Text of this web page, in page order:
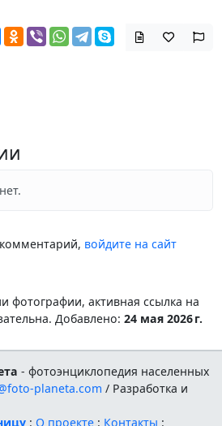
войдите на сайт
фотографии, активная ссылка на
Добавлено: 24 мая 2026 г.
- фотоэнциклопедия населенных
planeta.com / Разработка и
: О проекте : Контакты :